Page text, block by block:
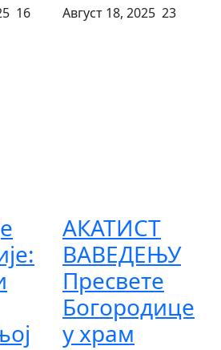
16 Август 18, 2025 23
АКАТИСТ
ВАВЕДЕЊУ
Пресвете
Богородице
у храм